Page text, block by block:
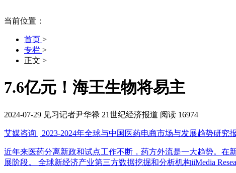
当前位置：
首页 >
专栏 >
正文 >
7.6亿元！海王生物将易主
2024-07-29 见习记者尹华禄 21世纪经济报道 阅读 16974
艾媒咨询 | 2023-2024年全球与中国医药电商市场与发展趋势研究
近年来医药分离新政和试点工作不断，药方外流是一大趋势。在
展阶段。 全球新经济产业第三方数据挖掘和分析机构iiMedia